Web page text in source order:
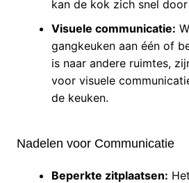
kan de kok zich snel
Visuele communicatie:
gangkeuken aan één of
is naar andere ruimtes,
voor visuele
de keuken.
Nadelen voor Communicatie
Beperkte zitplaatsen: